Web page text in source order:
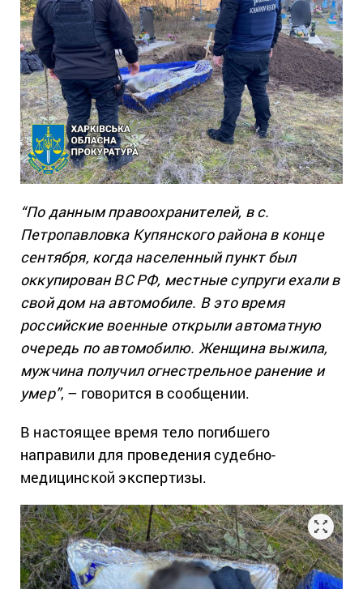
“По данным правоохранителей, в с.
Петропавловка Купянского района в конце
сентября, когда населенный пункт был
оккупирован ВС РФ, местные супруги ехали в
свой дом на автомобиле. В это время
российские военные открыли автоматную
очередь по автомобилю. Женщина выжила,
мужчина получил огнестрельное ранение и
умер”, – говорится в сообщении.
В настоящее время тело погибшего
направили для проведения судебно-
медицинской экспертизы.